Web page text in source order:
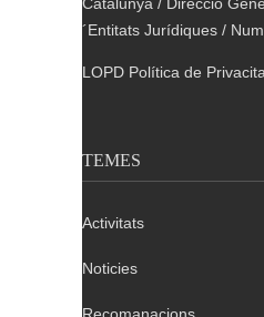
Catalunya / Direcció
´Entitats Jurídiques /
LOPD Política de
TEMES
Activitats
Noticies
Recomanacions